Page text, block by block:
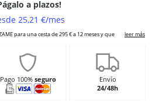
Pago 100% seguro
Envío
24/48h